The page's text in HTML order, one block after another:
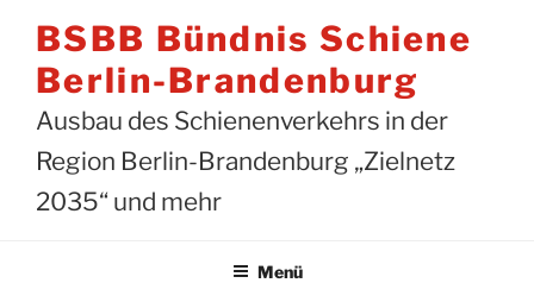
Inhalt
springen
BSBB Bündnis Schiene
Berlin-Brandenburg
Ausbau des Schienenverkehrs in der
Region Berlin-Brandenburg „Zielnetz
2035“ und mehr
Menü